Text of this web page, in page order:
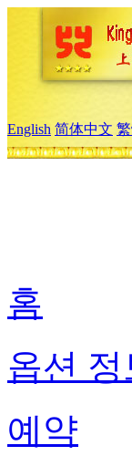
English 简体中文
홈
옵션 정
예약